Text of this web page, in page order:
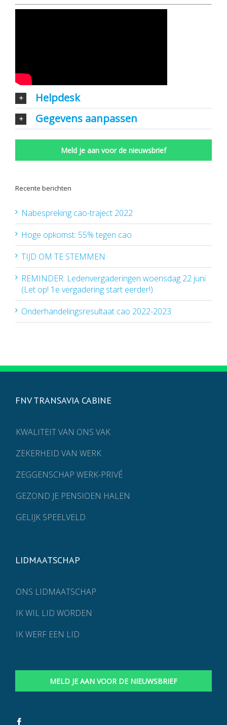
Helpdesk
Gegevens aanpassen
Meld je aan voor de nieuwsbrief
Recente berichten
Nabespreking cao-traject 2022
Hoge opkomst: 55% tegen cao
TIJD OM TE STEMMEN
REMINDER: Ledenvergaderingen woensdag 22 juni
(Let op! 1e vergadering start eerder!)
Onderhandelingsresultaat cao 2022-2023
FNV TRANSAVIA CABINE
KWALITEIT VAN ONS VAK
ZEKERHEID VAN WERK
ZEGGENSCHAP WERK-PRIVÉ
GEZOND JE PENSIOEN HALEN
GELIJK SPEELVELD
LIDMAATSCHAP
ONS LIDMAATSCHAP
IK WIL LID WORDEN
IK WERF EEN LID
MELD JE AAN VOOR DE NIEUWSBRIEF